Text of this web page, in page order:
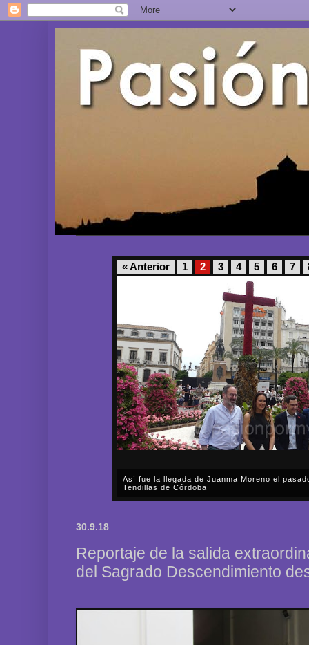
« Anterior 1 2 3 4 5 6 7
Así fue la procesión extraordinaria de La
aniversario del Dogma de La Asunción de la
30.9.18
Reportaje de la salida
del Sagrado Descendimiento